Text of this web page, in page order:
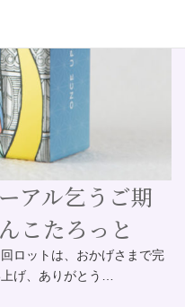
アル乞うご期
こたろっと
ロットは、おかげさまで完
げ、ありがとう…